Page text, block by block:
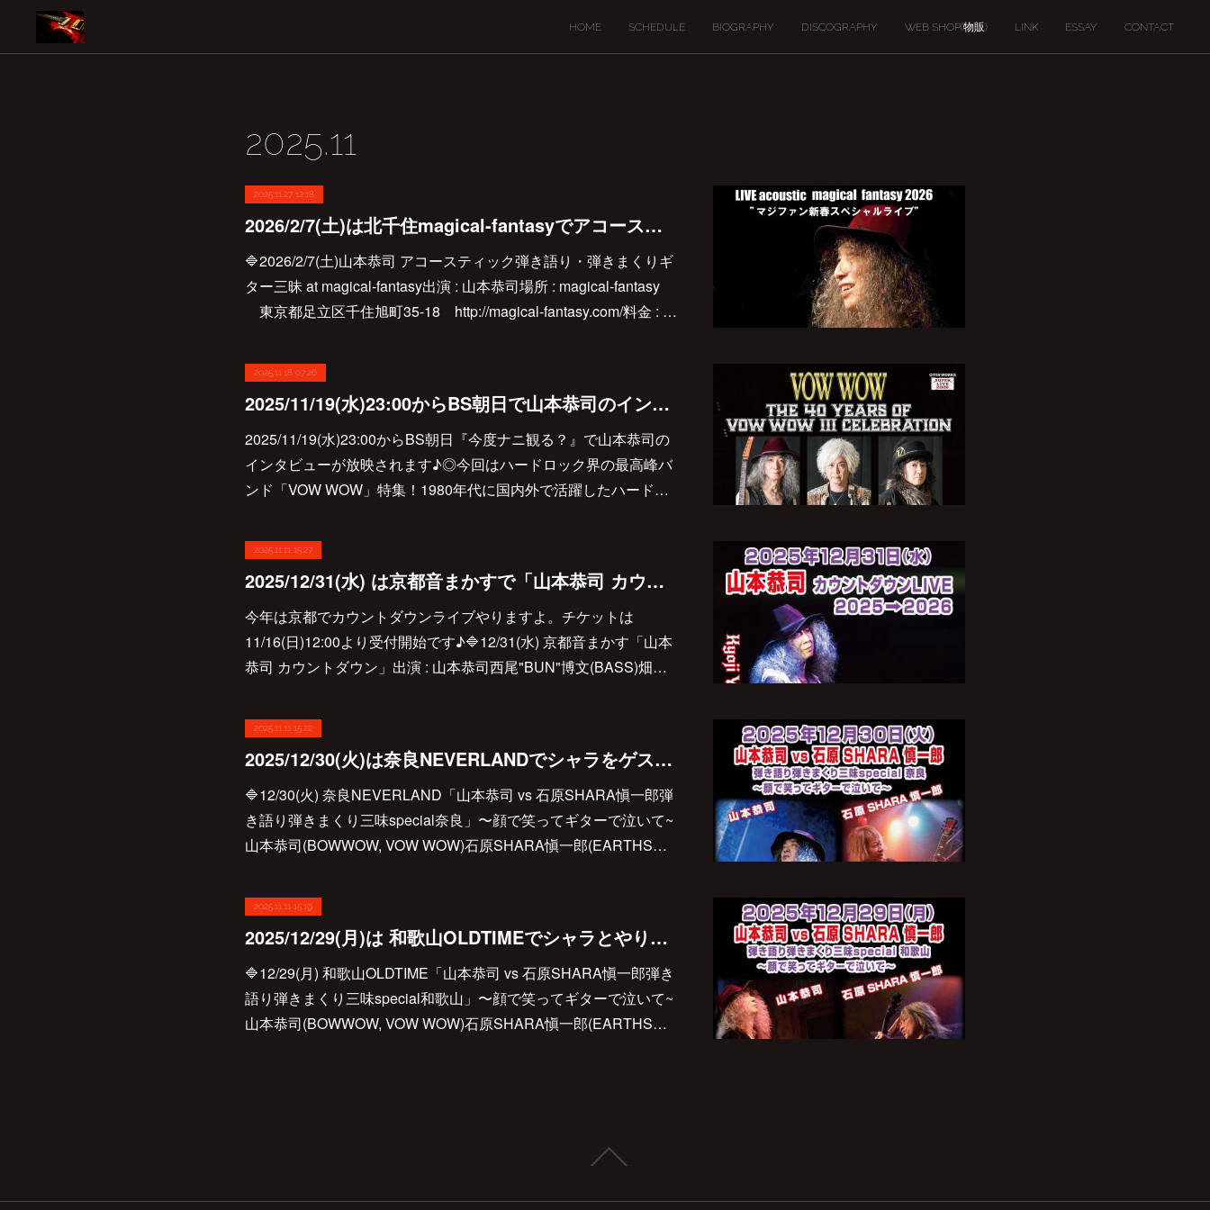
HOME SCHEDULE BIOGRAPHY DISCOGRAPHY WEB SHOP(物販) LINK ESSAY CONTACT
2025.11
2025.11.27 12:18
2026/2/7(土)は北千住magical-fantasyでアコースティック弾き語り弾きまくりライブです♪
🔷2026/2/7(土)山本恭司 アコースティック弾き語り・弾きまくりギ
ター三昧 at magical-fantasy出演 : 山本恭司場所 : magical-fantasy
東京都足立区千住旭町35-18 http://magical-fantasy.com/料金 : …
2025.11.18 07:26
2025/11/19(水)23:00からBS朝日で山本恭司のインタビューが放映されます♪
2025/11/19(水)23:00からBS朝日『今度ナニ観る？』で山本恭司の
インタビューが放映されます♪◎今回はハードロック界の最高峰バ
ンド「VOW WOW」特集！1980年代に国内外で活躍したハード…
2025.11.11 15:27
2025/12/31(水) は京都音まかすで「山本恭司 カウントダウン・ライブ」♪
今年は京都でカウントダウンライブやりますよ。チケットは
11/16(日)12:00より受付開始です♪🔷12/31(水) 京都音まかす「山本
恭司 カウントダウン」出演 : 山本恭司西尾"BUN"博文(BASS)畑…
2025.11.11 15:22
2025/12/30(火)は奈良NEVERLANDでシャラをゲストにライブ♪
🔷12/30(火) 奈良NEVERLAND「山本恭司 vs 石原SHARA愼一郎弾
き語り弾きまくり三味special奈良」〜顔で笑ってギターで泣いて~
山本恭司(BOWWOW, VOW WOW)石原SHARA愼一郎(EARTHS…
2025.11.11 15:19
2025/12/29(月)は 和歌山OLDTIMEでシャラとやります♪
🔷12/29(月) 和歌山OLDTIME「山本恭司 vs 石原SHARA愼一郎弾き
語り弾きまくり三味special和歌山」〜顔で笑ってギターで泣いて~
山本恭司(BOWWOW, VOW WOW)石原SHARA愼一郎(EARTHS…